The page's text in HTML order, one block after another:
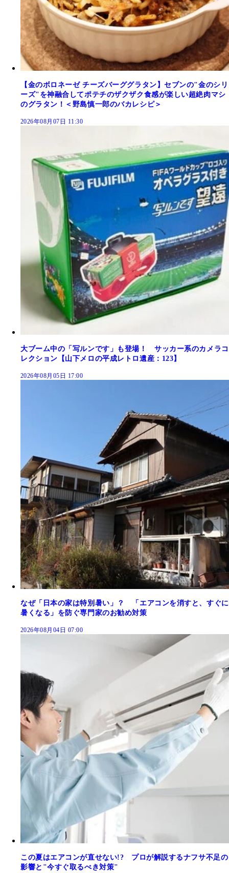
【金のボロネーゼ チーズバーググラタン】セブンの"金のシリ
ーズ"を神融合してポテチのザクザク食感が楽しい超絶肉マシ
のグラタン！＜野島慎一郎のバカレシピ＞
2026年08月07日 11:30
大ブーム中の「写ルンです」も登場！ サッカー系のカメラコ
レクション【山下メロの平成レトロ遺産：123】
2026年08月05日 17:00
なぜ「日本の家は特別暑い」？ 「エアコンを消すと、すぐに
暑くなる」を防ぐ専門家のお勧め対策
2026年08月04日 07:00
この夏はエアコンが直せない!? プロが解説するナフサ不足の
影響と"今すぐ取るべき対策"